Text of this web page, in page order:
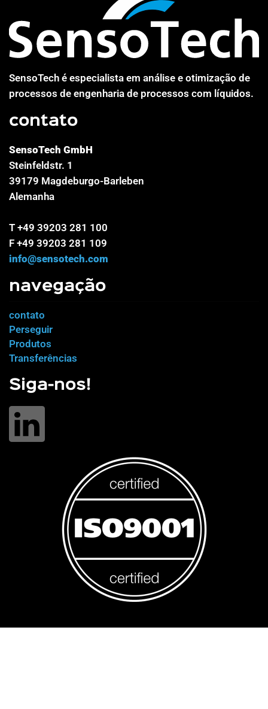
SensoTech é especialista em análise e otimização de
processos de engenharia de processos com líquidos.
contato
SensoTech GmbH
Steinfeldstr. 1
39179 Magdeburgo-Barleben
Alemanha
T +49 39203 281 100
F +49 39203 281 109
info@sensotech.com
navegação
contato
Perseguir
Produtos
Transferências
Siga-nos!